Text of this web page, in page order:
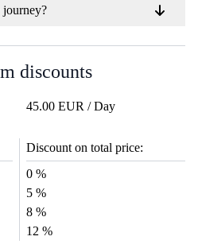
discounts
45.00 EUR / Day
Discount on total price:
0 %
5 %
8 %
12 %